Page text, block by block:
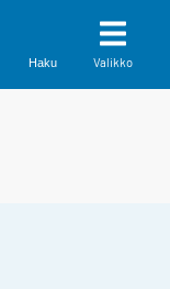
Haku Valikko